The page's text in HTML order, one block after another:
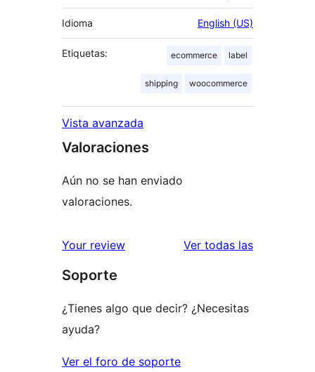
Idioma English (US)
Etiquetas: ecommerce label
shipping woocommerce
Vista avanzada
Valoraciones
Aún no se han enviado
valoraciones.
Your review Ver todas las
Soporte
¿Tienes algo que decir? ¿Necesitas
ayuda?
Ver el foro de soporte